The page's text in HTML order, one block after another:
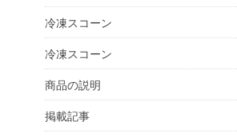
冷凍スコーン
冷凍スコーン
商品の説明
掲載記事